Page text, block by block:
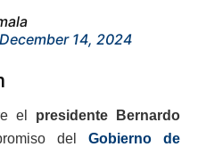
December 14, 2024
el presidente Bernardo
del Gobierno de